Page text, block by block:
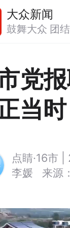
大众新闻
鼓舞大众 团
党
当时
点睛·16市
李媛 来源